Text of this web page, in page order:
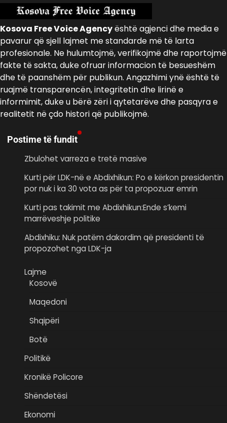
Kosova Free Voice Agencyështë agjenci dhe media e
pavarur që sjell lajmet me standarde më të larta
profesionale. Ne hulumtojmë, verifikojmë dhe raportojmë
fakte të sakta, duke ofruar informacion të besueshëm
dhe të paanshëm për publikun. Angazhimi ynë është të
ruajmë transparencën, integritetin dhe lirinë e
informimit, duke u bërë zëri i qytetarëve dhe pasqyra e
realitetit në çdo histori që publikojmë.
Postime të fundit
Zbulohet varreza e tretë masive
Kurti për LDK-në e Abdixhikun: Po e kërkon presidentin
por nuk i ka 30 vota as për ta propozuar emrin
Kurti pas takimit me Abdixhikun:Ende s’kemi
marrëveshje politike
Abdixhiku: Nuk patëm dakordim që presidenti të
propozohet nga LDK-ja
Lajme
Kosovë
Maqedoni
Shqipëri
Botë
Politikë
Kronikë Policore
Shëndetësi
Ekonomi